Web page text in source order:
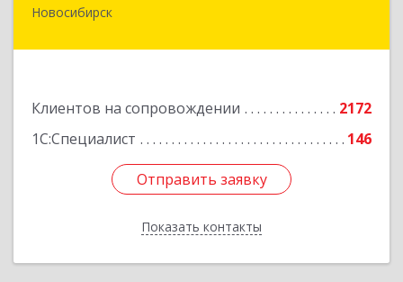
Новосибирск
Клиентов на сопровождении
2172
1С:Специалист
146
Отправить заявку
Показать контакты
630015, Новосибирская обл, Новосибирск г,
Подробнее
Отправить заявку
Назад